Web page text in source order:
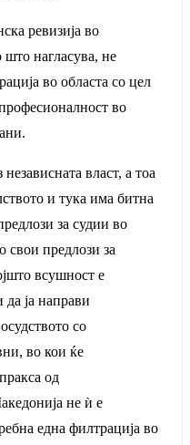
ревизија во
што нагласува, не
во областа со цел
во
власт, а тоа
и тука има битна
за судии во
свои предлози за
всушност е
да ја направи
со
во кои ќе
од
не ѝ е
една филтрација во